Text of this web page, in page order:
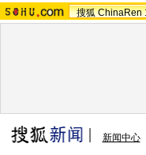
搜狐 ChinaRen
新闻中心